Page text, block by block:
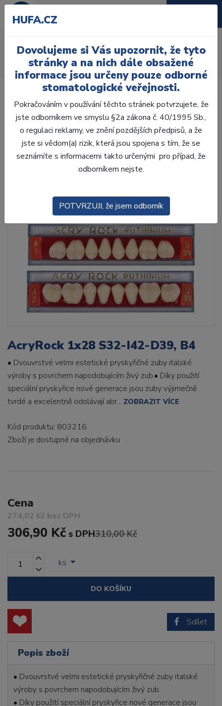
Úvod Zuby
AcryRock
AcryRock 1x28 S32-I42-D39, B4
AcryRock 1x28 S32-I42-D39, B4
• Dvouvrstvé velmi estetické pryskyřičné zuby italské
výroby s povrchem napodobujícím živý zub.• Díky použití
speciální pryskyřice nové generace jsou zuby výjimečně
tvrdé a excelentně odolávají abr... ZOBRAZIT VÍCE
Kód produktu: 803216
Zboží je dostupné na objednávku
Cena
274,02 Kč bez DPH
306,90 Kč s DPH310,00 Kč
ks
DO KOŠÍKU
Sdílet
Popis zboží
• Dvouvrstvé velmi estetické pryskyřičné zuby italské
výroby s povrchem napodobujícím živý zub.
• Díky použití speciální pryskyřice nové generace jsou
HUFA.CZ
Dovolujeme si Vás upozornit, že tyto
stránky a na nich dále obsažené
informace jsou určeny pouze odborné
stomatologické veřejnosti.
Pokračováním v používání těchto stránek potvrzujete, že
jste odborníkem ve smyslu §2a zákona č. 40/1995 Sb.,
o regulaci reklamy, ve znění pozdějších předpisů, a že
jste si vědom(a) rizik, která jsou spojena s tím, že se
seznámíte s informacemi takto určenými pro případ, že
odborníkem nejste.
POTVRZUJI, že jsem odborník